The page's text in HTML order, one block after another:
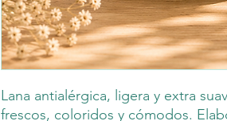
Lana antialérgica, ligera y extra
frescos, coloridos y cómodos.